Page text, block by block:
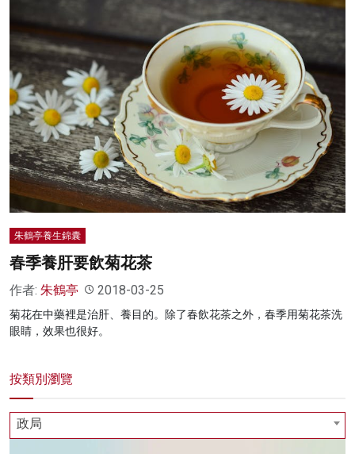
商業
科技
影片
名家榜
灼見活動
關於我們
朱鶴亭養生錦囊
春季養肝要飲菊花茶
作者: 朱鶴亭 2018-03-25
菊花在中藥裡是治肝、養目的。除了春飲花茶之外，春季用菊花茶洗
眼睛，效果也很好。
按類別瀏覽
政局